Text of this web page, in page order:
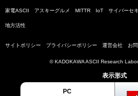
家電ASCII アスキーグルメ MITTR IoT サイバーセ
地方活性
サイトポリシー プライバシーポリシー 運営会社 お
© KADOKAWA ASCII Research
表示形式
PC